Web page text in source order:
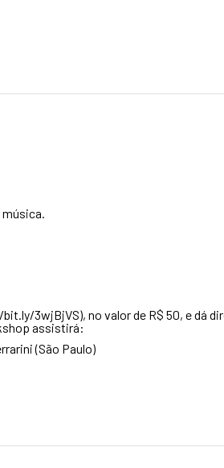
3wjBjVS), no valor de R$ 50, e dá
assistirá:
(São Paulo)